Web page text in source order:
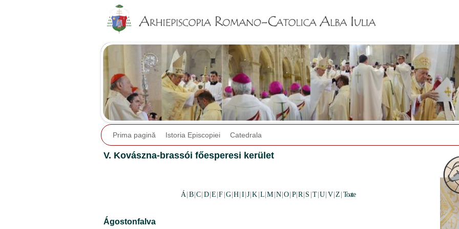
Prima pagină Istoria Episcopiei Catedrala
V. Kovászna-brassói főesperesi kerület
Á B |C D E |F G |H I |J |K L |M N |O P| R S T |U V |Z Toate
Ágostonfalva